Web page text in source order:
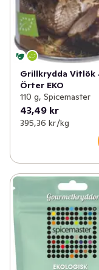
Grillkrydda Vitlök
Örter EKO
110 g, Spicemaster
43,49 kr
395,36 kr /kg